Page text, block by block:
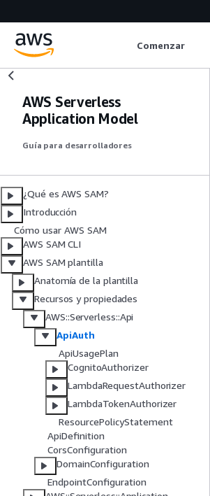
Comenzar
AWS Serverless
Application Model
Guía para desarrolladores
¿Qué es AWS SAM?
Introducción
Cómo usar AWS SAM
AWS SAM CLI
AWS SAM plantilla
Anatomía de la plantilla
Recursos y propiedades
AWS::Serverless::Api
ApiAuth
ApiUsagePlan
CognitoAuthorizer
LambdaRequestAuthorizer
LambdaTokenAuthorizer
ResourcePolicyStatement
ApiDefinition
CorsConfiguration
DomainConfiguration
EndpointConfiguration